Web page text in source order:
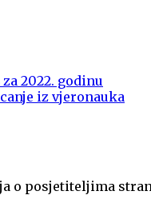
2022. godinu
iz vjeronauka
o posjetiteljima